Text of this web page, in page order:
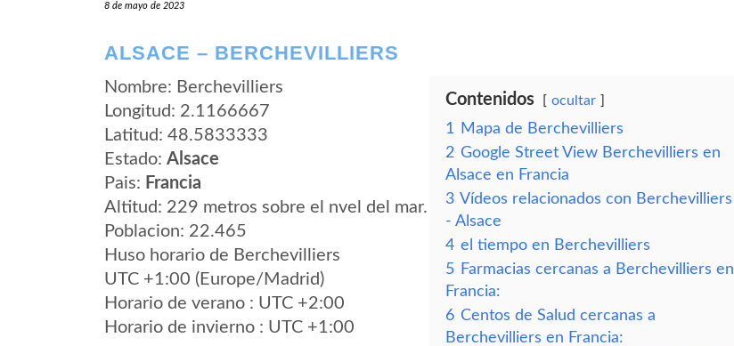
8 de mayo de 2023
ALSACE – BERCHEVILLIERS
Nombre: Berchevilliers
Longitud: 2.1166667
Latitud: 48.5833333
Estado: Alsace
Pais: Francia
Altitud: 229 metros sobre el nvel del mar.
Poblacion: 22.465
Huso horario de Berchevilliers
UTC +1:00 (Europe/Madrid)
Horario de verano : UTC +2:00
Horario de invierno : UTC +1:00
Contenidos ocultar
1
Mapa de Berchevilliers
2 Google Street View Berchevilliers en
Alsace en Francia
3 Vídeos relacionados con Berchevilliers
- Alsace
4 el tiempo en Berchevilliers
5 Farmacias cercanas a Berchevilliers en
Francia:
6 Centos de Salud cercanas a
Berchevilliers en Francia: